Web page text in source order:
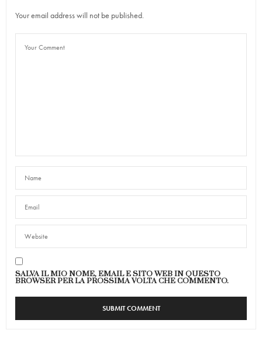
Your email address will not be published.
SALVA IL MIO NOME, EMAIL E SITO WEB IN QUESTO
BROWSER PER LA PROSSIMA VOLTA CHE COMMENTO.